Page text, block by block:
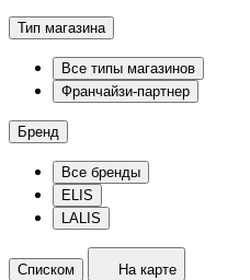
Тип магазина
Все типы магазинов
Франчайзи-партнер
Бренд
Все бренды
ELIS
LALIS
Списком На карте